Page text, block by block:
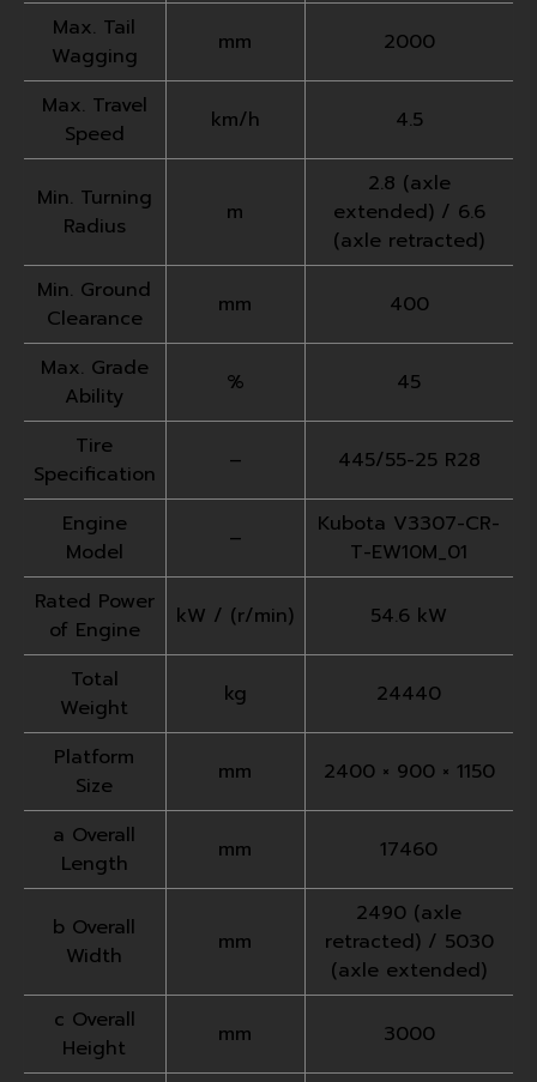
Max. Tail
Wagging
mm 2000
Max. Travel
Speed
km/h 4.5
Min. Turning
Radius
m
2.8 (axle
extended) / 6.6
(axle retracted)
Min. Ground
Clearance
mm 400
Max. Grade
Ability
% 45
Tire
Specification
– 445/55-25 R28
Engine
Model
–
Kubota V3307-CR-
T-EW10M_01
Rated Power
of Engine
kW / (r/min) 54.6 kW
Total
Weight
kg 24440
Platform
Size
mm 2400 × 900 × 1150
a Overall
Length
mm 17460
b Overall
Width
mm
2490 (axle
retracted) / 5030
(axle extended)
c Overall
Height
mm 3000